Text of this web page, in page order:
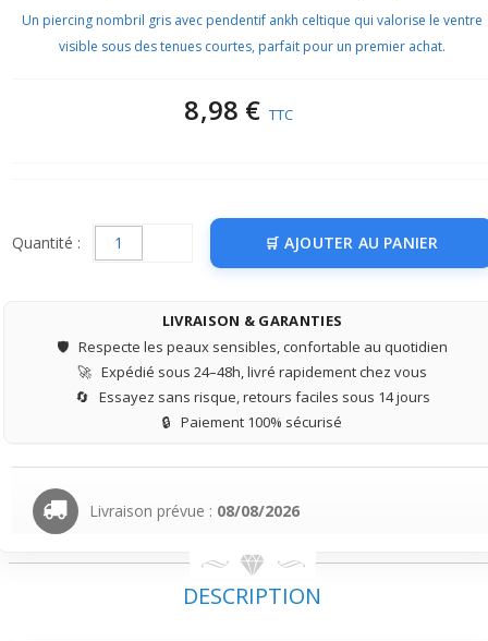
Un piercing nombril gris avec pendentif ankh celtique qui valorise le ventre
visible sous des tenues courtes, parfait pour un premier achat.
8,98 € TTC
Quantité : AJOUTER AU PANIER
LIVRAISON & GARANTIES
🛡️ Respecte les peaux sensibles, confortable au quotidien
🚀 Expédié sous 24–48h, livré rapidement chez vous
🔄 Essayez sans risque, retours faciles sous 14 jours
🔒 Paiement 100% sécurisé
Livraison prévue : 08/08/2026
DESCRIPTION